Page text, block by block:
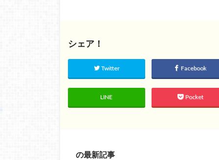
シェア！
Twitter Facebook
LINE Pocket
の最新記事